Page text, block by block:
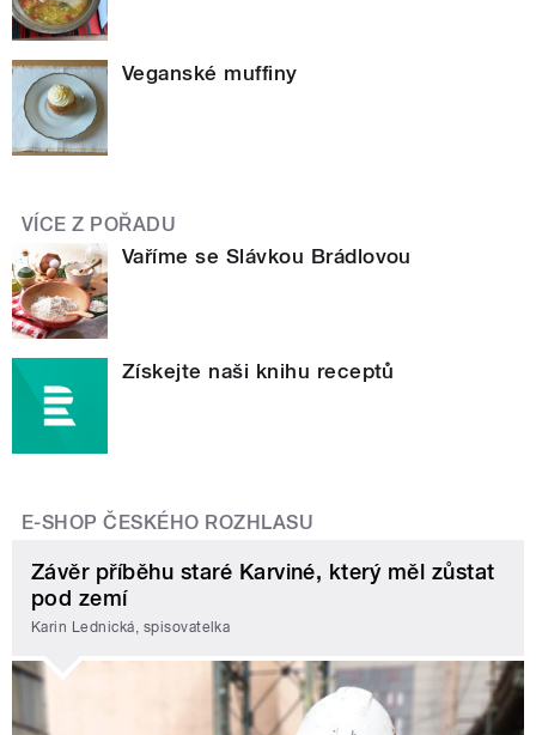
Veganské muffiny
VÍCE Z POŘADU
Vaříme se Slávkou Brádlovou
Získejte naši knihu receptů
E-SHOP ČESKÉHO ROZHLASU
Závěr příběhu staré Karviné, který měl zůstat
pod zemí
Karin Lednická, spisovatelka